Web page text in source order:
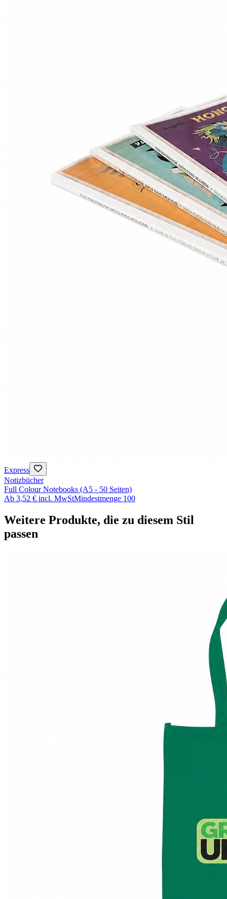
Express
Notizbücher
Full Colour Notebooks (A5 - 50 Seiten)
Ab 3,52 € incl. MwStMindestmenge 100
Weitere Produkte, die zu diesem Stil
passen